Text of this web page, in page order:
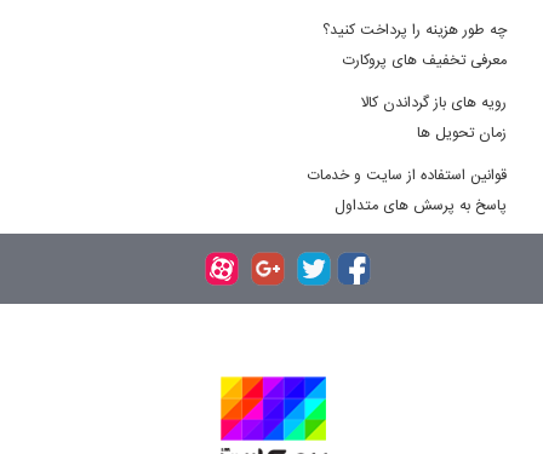
چه طور هزینه را پرداخت کنید؟
معرفی تخفیف های پروکارت
رویه های باز گرداندن کالا
زمان تحویل ها
قوانین استفاده از سایت و خدمات
پاسخ به پرسش های متداول